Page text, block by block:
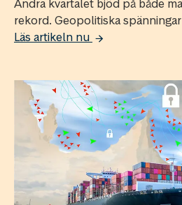
Andra kvartalet bjöd på både
rekord. Geopolitiska
Läs artikeln nu